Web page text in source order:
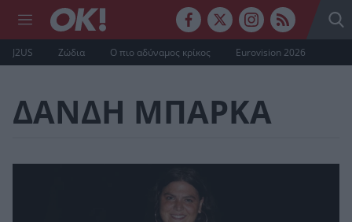
J2US Ζώδια Ο πιο αδύναμος κρίκος Eurovision 2026
ΔΑΝΔΗ ΜΠΑΡΚΑ